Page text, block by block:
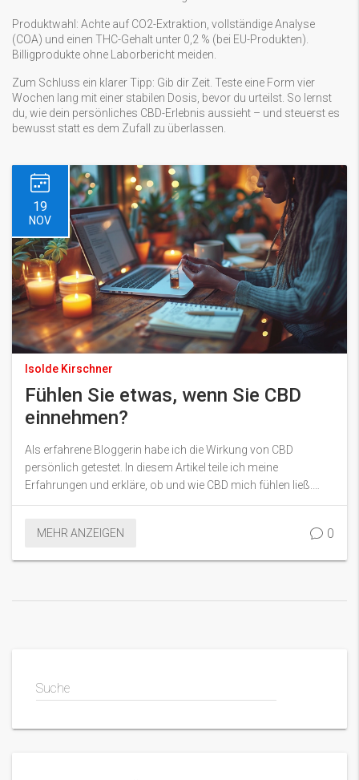
Produktwahl: Achte auf CO2-Extraktion, vollständige Analyse
(COA) und einen THC-Gehalt unter 0,2 % (bei EU-Produkten).
Billigprodukte ohne Laborbericht meiden.
Zum Schluss ein klarer Tipp: Gib dir Zeit. Teste eine Form vier
Wochen lang mit einer stabilen Dosis, bevor du urteilst. So lernst
du, wie dein persönliches CBD-Erlebnis aussieht – und steuerst es
bewusst statt es dem Zufall zu überlassen.
19
NOV
Isolde Kirschner
Fühlen Sie etwas, wenn Sie CBD
einnehmen?
Als erfahrene Bloggerin habe ich die Wirkung von CBD
persönlich getestet. In diesem Artikel teile ich meine
Erfahrungen und erkläre, ob und wie CBD mich fühlen ließ.
Meine Erkenntnisse könnten diejenigen überraschen, die
in die Welt von CBD eintauchen und entdecken, was es mit uns
MEHR ANZEIGEN 0
Suche